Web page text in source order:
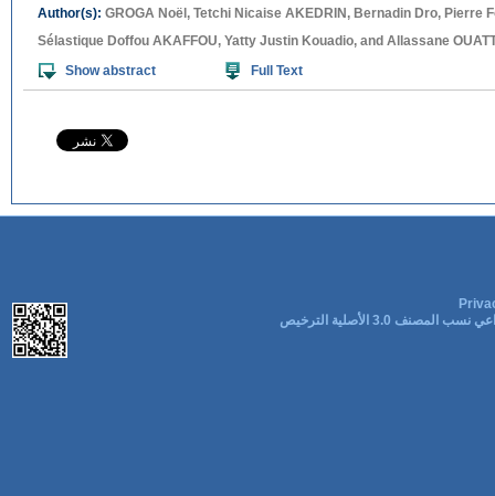
Author(s): GROGA Noël , Tetchi Nicaise AKEDRIN , Bernadin Dro, Pierre
Sélastique Doffou AKAFFOU, Yatty Justin Kouadio, and Allassane
Show abstract
Full Text
المصنف 3.0 الأصلية الترخيص